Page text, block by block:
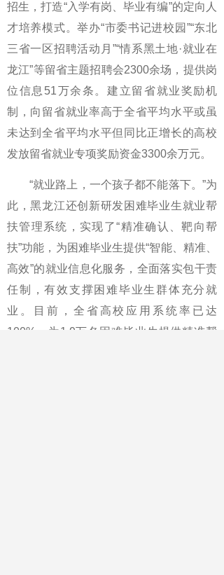
招生，打造“入学有岗、毕业有编”的定向人
才培养模式。举办“市委书记进校园”“东北
三省一区招聘活动月”“情系黑土地·就业在
龙江”等留省主题招聘会2300余场，提供岗
位信息51万余条。建立留省就业奖励机
制，向留省就业率高于全省平均水平或虽
未达到全省平均水平但同比正增长的高校
发放留省就业专项奖励资金3300余万元。
“就业路上，一个孩子都不能落下。”为
此，黑龙江还创新研发困难毕业生就业帮
扶管理系统，实现了“精准确认、靶向帮
扶”功能，为困难毕业生提供“智能、精准、
高效”的就业信息化服务，全面落实包干责
任制，有效支撑困难毕业生群体充分就
业。目前，全省高校应用系统率已达
100%，为1.9万名困难毕业生提供精准帮